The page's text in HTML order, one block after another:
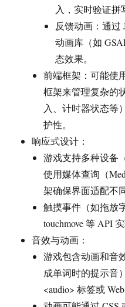
入，实时验证拼
反馈动画：通过
动画库（如
态效果。
前端框架：可能使
框架来管理复杂的
入、计时器状态等
护性。
响应式设计：
游戏支持多种设备
使用媒体查询（
架确保界面适配不
触摸事件（如拖放
touchmove 等 API
音效与动画：
游戏包含动画和音
成单词时的提示音
<audio> 标签或